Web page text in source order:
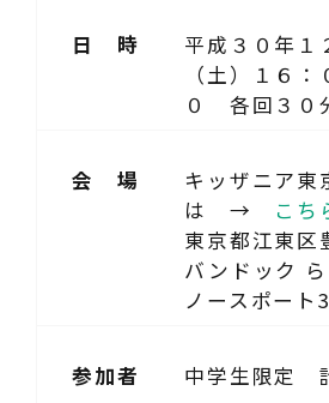
日 時
平成３０年１
（土）１６
０ 各回３０
会 場
キッザニア
は →
こち
東京都江東
バンドック
ノースポート
参加者 中学生限定